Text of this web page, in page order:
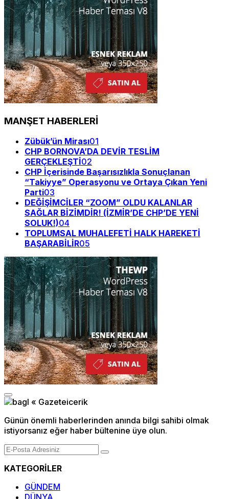
MANŞET HABERLERİ
Zübük’ün Mirası01
CHP BORNOVA’DA DEVİR TESLİM
GERÇEKLEŞTİ02
CHP İçerisinde Başarısızlıkla Sonuçlanan
“Takiyye” Operasyonu ve Ortaya Çıkan Yeni
Parti03
DEĞİŞİMCİLER “ZOOM” OLDU KALANLAR
SAĞLAR BİZİMDİR! (İZMİR’DE CHP’DE YENİ
SOLUK!)04
TOPLUMSAL MUHALEFETİ HALK HAREKETİ
BAŞARABİLİR05
Günün önemli haberlerinden anında bilgi sahibi olmak
istiyorsanız eğer haber bültenine üye olun.
KATEGORİLER
GÜNDEM